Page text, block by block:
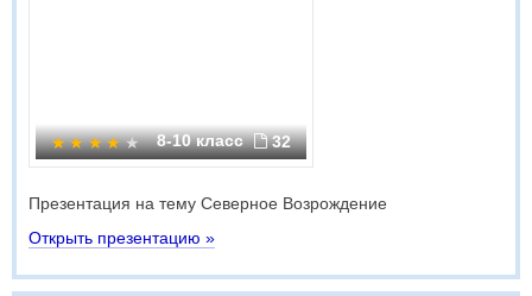
8-10 класс 32
Презентация на тему Северное Возрождение
Открыть презентацию »